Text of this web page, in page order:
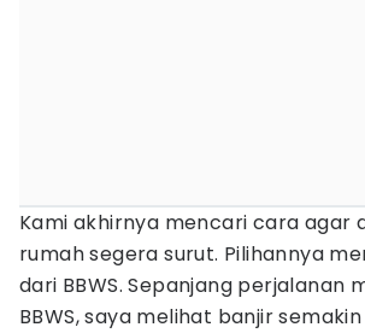
Kami akhirnya mencari cara agar
rumah segera surut. Pilihannya
dari BBWS. Sepanjang perjalanan
BBWS, saya melihat banjir